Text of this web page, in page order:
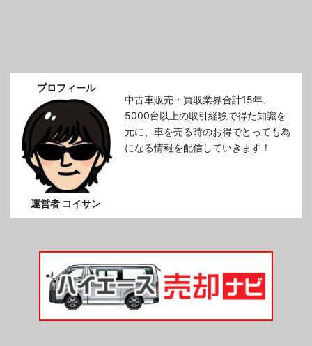
プロフィール
運営者 コイサン
中古車販売・買取業界合計15年、
5000台以上の取引経験で得た知識を
元に、車を売る時のお得でとっても為
になる情報を配信していきます！